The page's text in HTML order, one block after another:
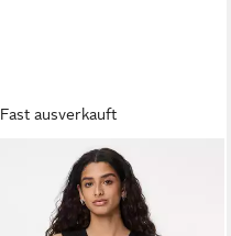
Fast ausverkauft
Shirttop PCMADISON SL
RUCHING TOP NOOS BC
ab 12,63 € UVP19,99 €